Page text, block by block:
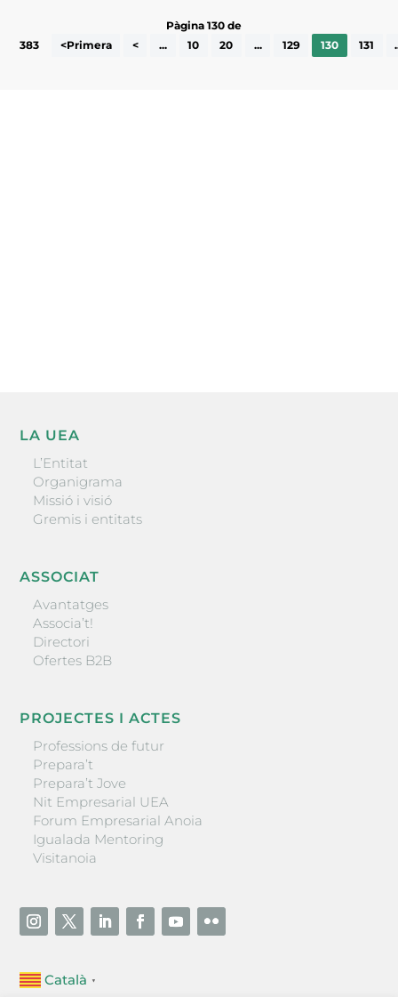
Pàgina 130 de
383
<Primera < ... 10 20 ... 129 130 131
LA UEA
L’Entitat
Organigrama
Missió i visió
Gremis i entitats
ASSOCIAT
Avantatges
Associa’t!
Directori
Ofertes B2B
PROJECTES I ACTES
Professions de futur
Prepara’t
Prepara’t Jove
Nit Empresarial UEA
Forum Empresarial Anoia
Igualada Mentoring
Visitanoia
Català ▼